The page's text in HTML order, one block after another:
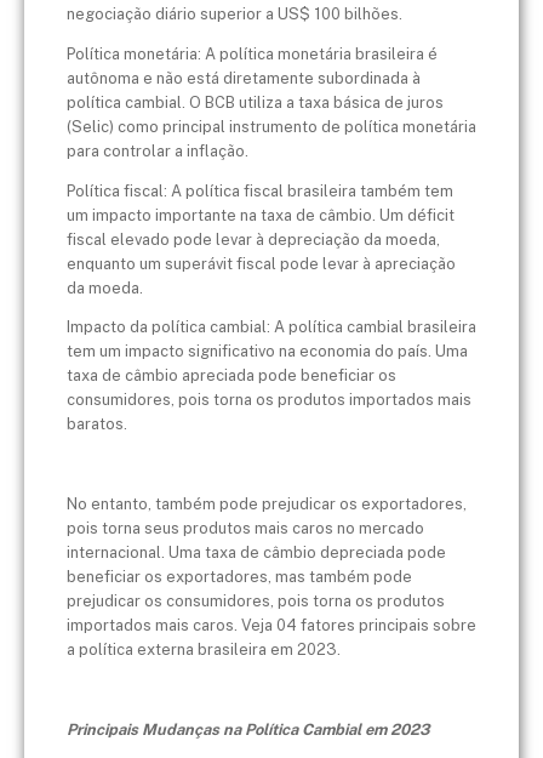
negociação diário superior a US$ 100 bilhões.
Política monetária: A política monetária brasileira é
autônoma e não está diretamente subordinada à
política cambial. O BCB utiliza a taxa básica de juros
(Selic) como principal instrumento de política monetária
para controlar a inflação.
Política fiscal: A política fiscal brasileira também tem
um impacto importante na taxa de câmbio. Um déficit
fiscal elevado pode levar à depreciação da moeda,
enquanto um superávit fiscal pode levar à apreciação
da moeda.
Impacto da política cambial: A política cambial brasileira
tem um impacto significativo na economia do país. Uma
taxa de câmbio apreciada pode beneficiar os
consumidores, pois torna os produtos importados mais
baratos.
No entanto, também pode prejudicar os exportadores,
pois torna seus produtos mais caros no mercado
internacional. Uma taxa de câmbio depreciada pode
beneficiar os exportadores, mas também pode
prejudicar os consumidores, pois torna os produtos
importados mais caros. Veja 04 fatores principais sobre
a política externa brasileira em 2023.
Principais Mudanças na Política Cambial em 2023